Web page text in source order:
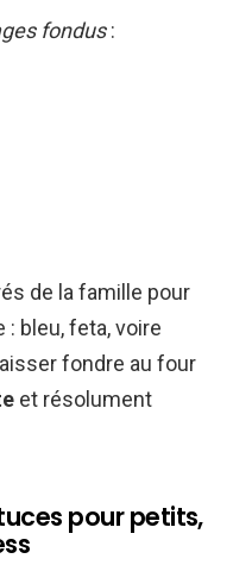
fondus:
de la famille pour
bleu, feta, voire
fondre au four
et résolument
pour petits,